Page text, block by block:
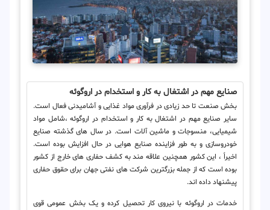
صنایع مهم در اشتغال به کار و استخدام در اروگوئه
بخش صنعت تا حد زیادی در فرآوری مواد غذایی و آشامیدنی فعال است.
سایر صنایع مهم در اشتغال به کار و استخدام در اروگوئه ،شامل مواد
شیمیایی، منسوجات و ماشین آلات است. در سال های گذشته صنایع
خودروسازی و به طور فزاینده صنایع هوایی در حال افزایش بوده است.
اخیراً ، این کشور همچنین علاقه مند به کشف حفاری های خارج از کشور
بوده است که از جمله بزرگترین شرکت های نفتی جهان برای حقوق حفاری
پیشنهاد داده اند.
خدمات در اروگوئه با نیروی کار تحصیل کرده و یک بخش عمومی قوی